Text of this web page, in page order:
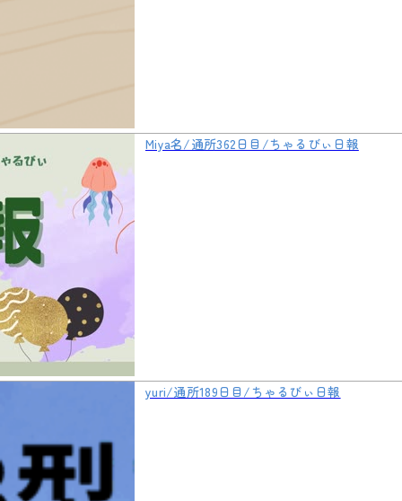
Miya名/通所362日目/ちゃるびぃ日報
yuri/通所189日目/ちゃるびぃ日報